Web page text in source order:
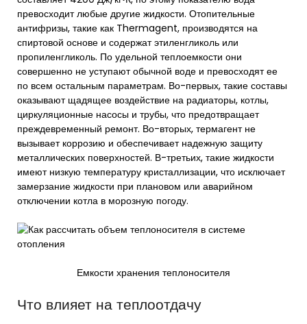
превосходит любые другие жидкости. Отопительные
антифризы, такие как Thermagent, производятся на
спиртовой основе и содержат этиленгликоль или
пропиленгликоль. По удельной теплоемкости они
совершенно не уступают обычной воде и превосходят ее
по всем остальным параметрам. Во-первых, такие составы
оказывают щадящее воздействие на радиаторы, котлы,
циркуляционные насосы и трубы, что предотвращает
преждевременный ремонт. Во-вторых, термагент не
вызывает коррозию и обеспечивает надежную защиту
металлических поверхностей. В-третьих, такие жидкости
имеют низкую температуру кристаллизации, что исключает
замерзание жидкости при плановом или аварийном
отключении котла в морозную погоду.
Емкости хранения теплоносителя
Что влияет на теплоотдачу